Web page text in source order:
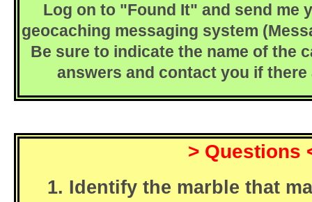
Log on to "Found It" and send me
geocaching messaging system
Be sure to indicate the name of the
answers and contact you if there
> Questions
1. Identify the marble that